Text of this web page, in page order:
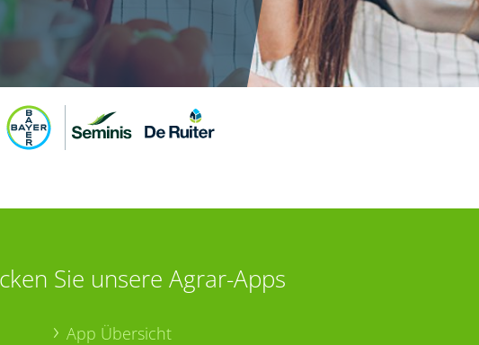
Sie unsere Agrar-Apps
App Übersicht